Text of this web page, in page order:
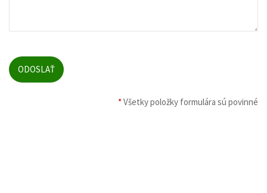
*Všetky položky formulára sú povinné